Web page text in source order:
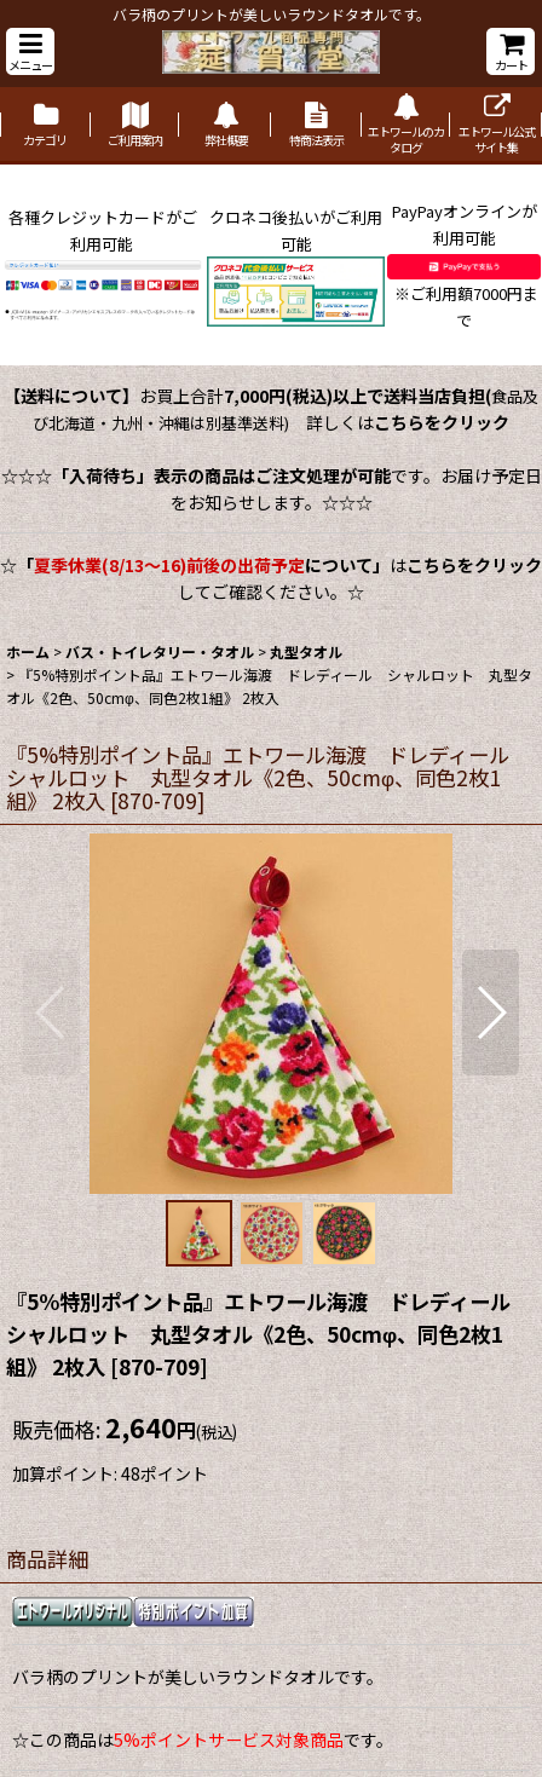
バラ柄のプリントが美しいラウンドタオルです。
メニュー カート
カテゴリ ご利用案内 弊社概要 特商法表示
エトワールのカ
タログ
エトワール公式
サイト集
各種クレジットカードがご
利用可能
クロネコ後払いがご利用
可能
PayPayオンラインが
利用可能
※ご利用額7000円ま
で
【送料について】 お買上合計7,000円(税込)以上で送料当店負担(食品及
び北海道・九州・沖縄は別基準送料)詳しくはこちらをクリック
☆☆☆「入荷待ち」表示の商品はご注文処理が可能です。お届け予定日
をお知らせします。☆☆☆
☆「夏季休業(8/13～16)前後の出荷予定について」はこちらをクリック
してご確認ください。☆
ホーム > バス・トイレタリー・タオル >丸型タオル
> 『5%特別ポイント品』エトワール海渡 ドレディール シャルロット 丸型タ
オル《2色、50cmφ、同色2枚1組》 2枚入
『5%特別ポイント品』エトワール海渡 ドレディール
シャルロット 丸型タオル《2色、50cmφ、同色2枚1
組》 2枚入 [870-709]
『5%特別ポイント品』エトワール海渡 ドレディール
シャルロット 丸型タオル《2色、50cmφ、同色2枚1
組》 2枚入 [870-709]
販売価格:2,640円(税込)
加算ポイント: 48ポイント
商品詳細
バラ柄のプリントが美しいラウンドタオルです。
☆この商品は5%ポイントサービス対象商品です。